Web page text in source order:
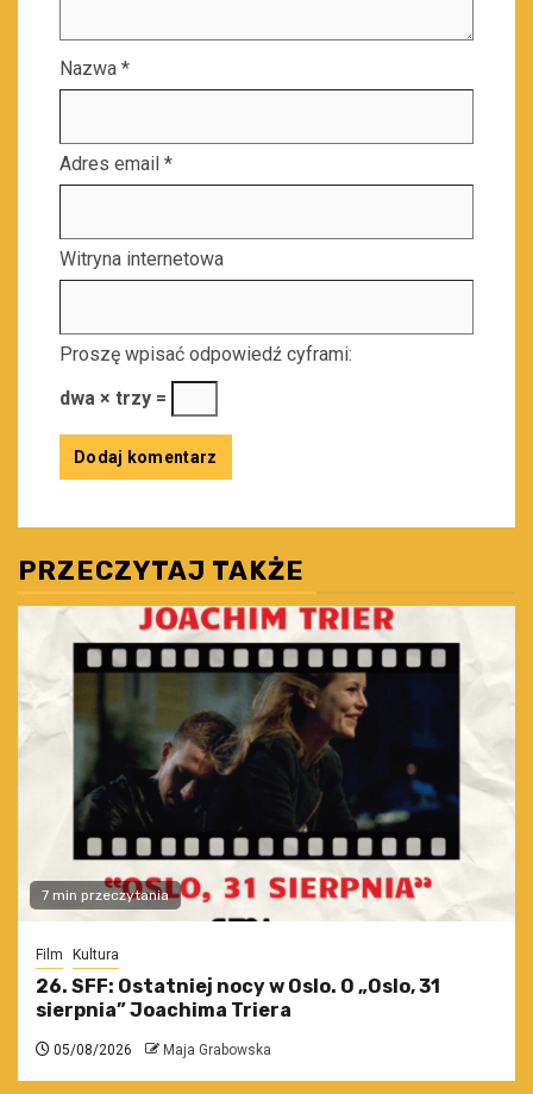
Nazwa *
Adres email *
Witryna internetowa
Proszę wpisać odpowiedź cyframi:
dwa × trzy =
PRZECZYTAJ TAKŻE
7 min przeczytania
Film Kultura
26. SFF: Ostatniej nocy w Oslo. O „Oslo, 31
sierpnia” Joachima Triera
05/08/2026 Maja Grabowska